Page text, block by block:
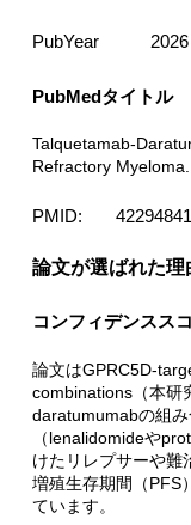
PubYear 2026
PubMedタイトル
Talquetamab-
Refractory Myeloma.
PMID: 42294841
論文が選ばれた理
コンフィデンスス
論文はGPRC5D-
combinations（本研
daratumumabの組
（lenalidomideや
けたリレプサーや難
増殖生存期間（PFS
ています。